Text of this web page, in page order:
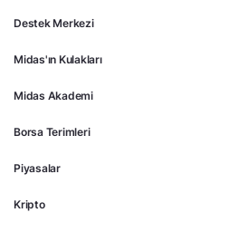
Destek Merkezi
Midas'ın Kulakları
Midas Akademi
Borsa Terimleri
Piyasalar
Kripto